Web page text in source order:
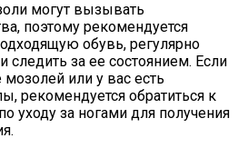
могут вызывать
поэтому рекомендуется
обувь, регулярно
за ее состоянием. Если
или у вас есть
рекомендуется обратиться к
уходу за ногами для получения